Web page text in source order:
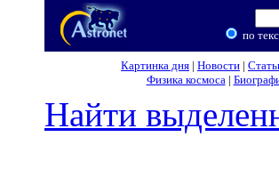
по
Картинка дня | Новости |
Физика космоса|
Найти